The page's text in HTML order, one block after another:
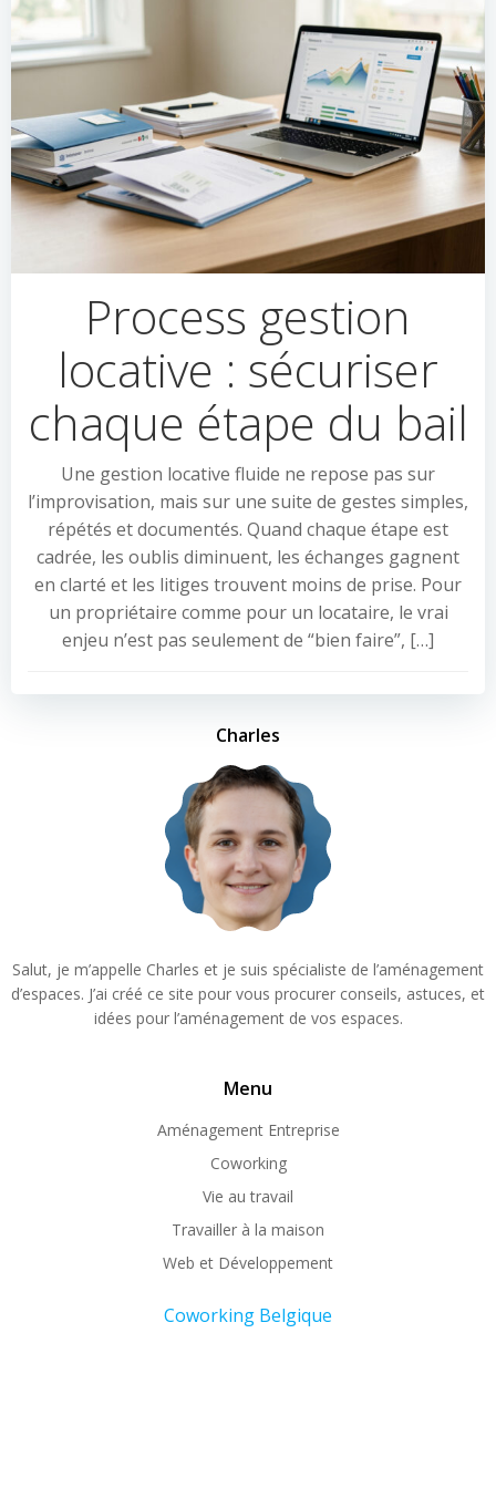
Process gestion
locative : sécuriser
chaque étape du bail
Une gestion locative fluide ne repose pas sur
l’improvisation, mais sur une suite de gestes simples,
répétés et documentés. Quand chaque étape est
cadrée, les oublis diminuent, les échanges gagnent
en clarté et les litiges trouvent moins de prise. Pour
un propriétaire comme pour un locataire, le vrai
enjeu n’est pas seulement de “bien faire”, […]
Charles
Salut, je m’appelle Charles et je suis spécialiste de l’aménagement
d’espaces. J’ai créé ce site pour vous procurer conseils, astuces, et
idées pour l’aménagement de vos espaces.
Menu
Aménagement Entreprise
Coworking
Vie au travail
Travailler à la maison
Web et Développement
Coworking Belgique